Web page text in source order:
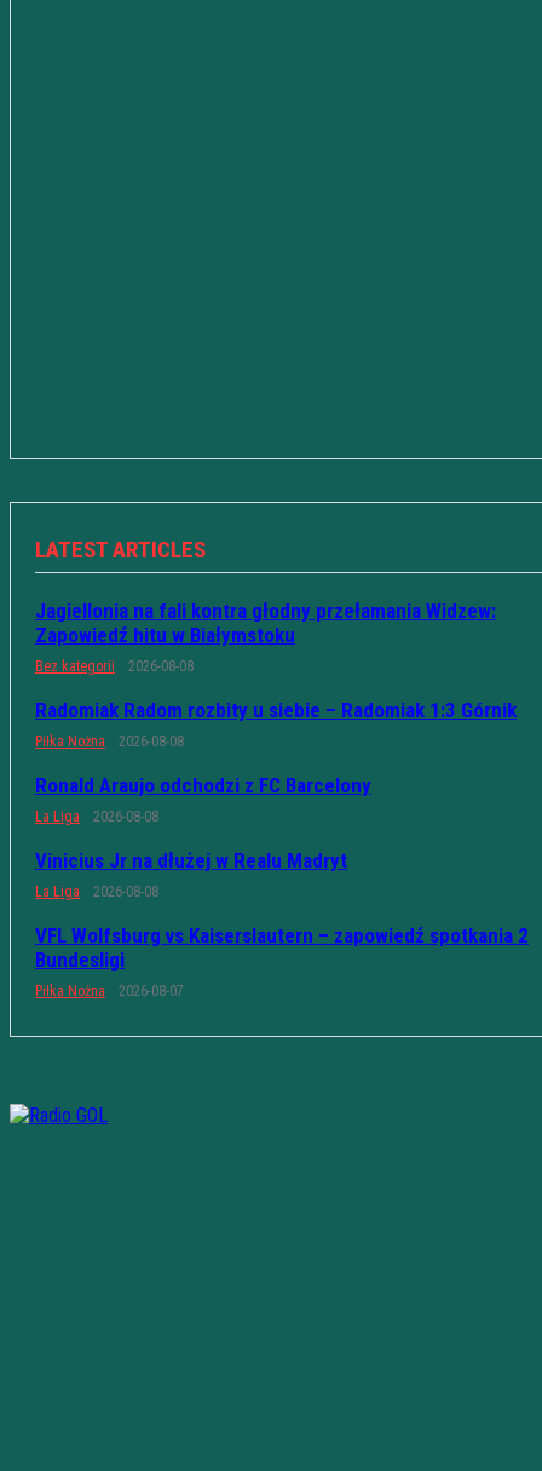
LATEST ARTICLES
Jagiellonia na fali kontra głodny przełamania Widzew:
Zapowiedź hitu w Białymstoku
Bez kategorii 2026-08-08
Radomiak Radom rozbity u siebie – Radomiak 1:3 Górnik
Piłka Nożna 2026-08-08
Ronald Araujo odchodzi z FC Barcelony
La Liga 2026-08-08
Vinicius Jr na dłużej w Realu Madryt
La Liga 2026-08-08
VFL Wolfsburg vs Kaiserslautern – zapowiedź spotkania 2
Bundesligi
Piłka Nożna 2026-08-07